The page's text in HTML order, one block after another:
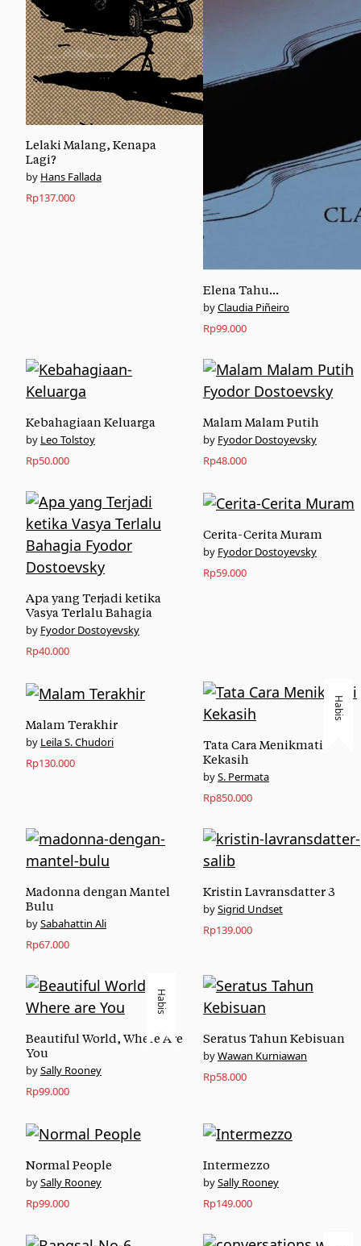
Lelaki Malang, Kenapa
Lagi?
Hans Fallada
Rp137.000
Elena Tahu…
Claudia Piñeiro
Rp99.000
Kebahagiaan Keluarga
Leo Tolstoy
Rp50.000
Malam Malam Putih
Fyodor Dostoyevsky
Rp48.000
Apa yang Terjadi ketika
Vasya Terlalu Bahagia
Fyodor Dostoyevsky
Rp40.000
Cerita-Cerita Muram
Fyodor Dostoyevsky
Rp59.000
Malam Terakhir
Leila S. Chudori
Rp130.000
Habis
Tata Cara Menikmati
Kekasih
S. Permata
Rp850.000
Madonna dengan Mantel
Bulu
Sabahattin Ali
Rp67.000
Kristin Lavransdatter 3
Sigrid Undset
Rp139.000
Habis
Beautiful World, Where Are
You
Sally Rooney
Rp99.000
Seratus Tahun Kebisuan
Wawan Kurniawan
Rp58.000
Normal People
Sally Rooney
Rp99.000
Intermezzo
Sally Rooney
Rp149.000